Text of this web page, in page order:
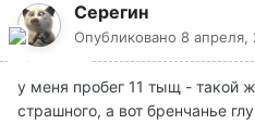
Серегин
Опубликовано 8 апреля,
у меня пробег 11 тыщ - такой
страшного, а вот бренчанье